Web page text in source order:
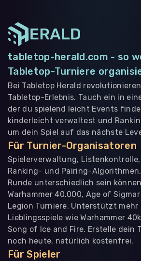
tabletop-herald.com - so
Tabletop-Turniere
Bei Tabletop Herald
Tabletop-Erlebnis. Tauch ein in
der du spielend leicht Events
kinderleicht verwaltest und
um dein Spiel auf das nächste
Für Turnier-Organisatoren
Spielerverwaltung,
Ranking- und Pairing-
Runde unterschiedlich sein
Warhammer 40.000, Age of
Legion Turniere. Unterstützt mehr
Lieblingsspiele wie Warhammer
Song of Ice and Fire. Erstelle dein
noch heute, natürlich kostenfrei.
Für Spieler